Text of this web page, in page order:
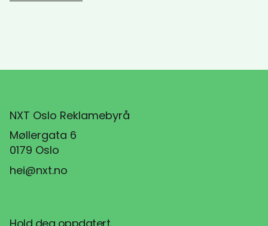
NXT Oslo Reklamebyrå
Møllergata 6
0179 Oslo
hei@nxt.no